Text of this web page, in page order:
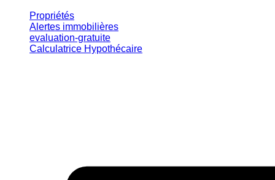
Propriétés
Alertes immobilières
evaluation-gratuite
Calculatrice Hypothécaire